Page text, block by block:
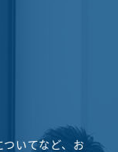
いてなど、 お